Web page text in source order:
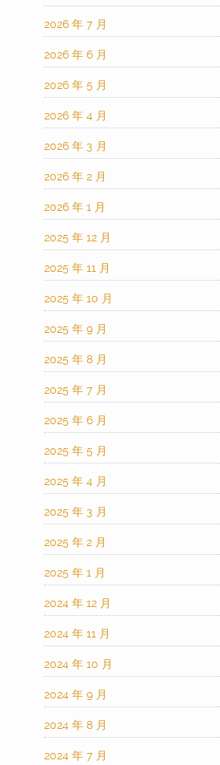
2026 年 7 月
2026 年 6 月
2026 年 5 月
2026 年 4 月
2026 年 3 月
2026 年 2 月
2026 年 1 月
2025 年 12 月
2025 年 11 月
2025 年 10 月
2025 年 9 月
2025 年 8 月
2025 年 7 月
2025 年 6 月
2025 年 5 月
2025 年 4 月
2025 年 3 月
2025 年 2 月
2025 年 1 月
2024 年 12 月
2024 年 11 月
2024 年 10 月
2024 年 9 月
2024 年 8 月
2024 年 7 月